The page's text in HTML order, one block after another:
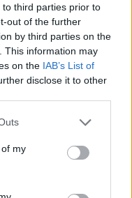
third parties prior to
out of the further
by third parties on the
This information may
on the IAB’s List of
disclose it to other
one or more Google
You may click to
its third-party tags to
in below Google
my
per il presidente
che ha condotto
che i clipper
se sono stato in
fa campagna con